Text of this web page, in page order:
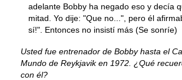
adelante Bobby ha negado eso y decía
mitad. Yo dije: "Que no...", pero él
sí!". Entonces no insistí más (Se sonríe)
Usted fue entrenador de Bobby hasta el
Mundo de Reykjavik en 1972. ¿Qué
con él?